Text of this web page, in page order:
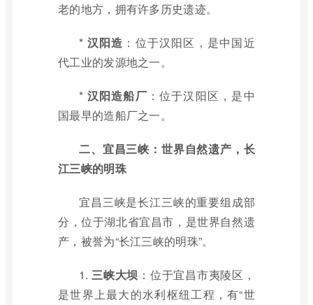
老的地方，拥有许多历史遗迹。
* 汉阳造 ：位于汉阳区，是中国近
代工业的发源地之一。
* 汉阳造船厂 ：位于汉阳区，是中
国最早的造船厂之一。
二、宜昌三峡：世界自然遗产，长
江三峡的明珠
宜昌三峡是长江三峡的重要组成部
分，位于湖北省宜昌市，是世界自然遗
产，被誉为“长江三峡的明珠”。
1.三峡大坝 ：位于宜昌市夷陵区，
是世界上最大的水利枢纽工程，有“世